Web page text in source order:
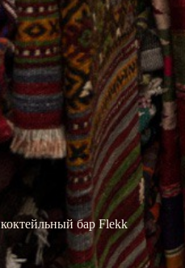
коктейльный бар Flekk